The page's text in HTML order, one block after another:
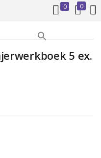
0 0
REGISTREREN
in om in te loggen.5 ex.